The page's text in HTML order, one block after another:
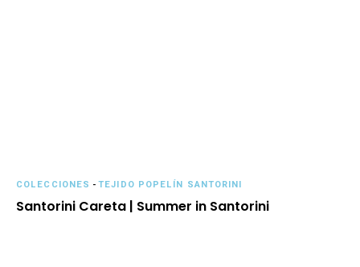
COLECCIONES -TEJIDO POPELÍN SANTORINI
Santorini Careta | Summer in Santorini